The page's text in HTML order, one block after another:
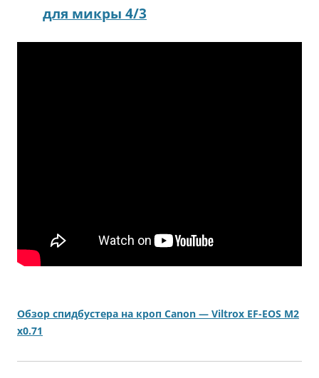
для микры 4/3
Обзор спидбустера на кроп Canon — Viltrox EF-EOS M2
x0.71